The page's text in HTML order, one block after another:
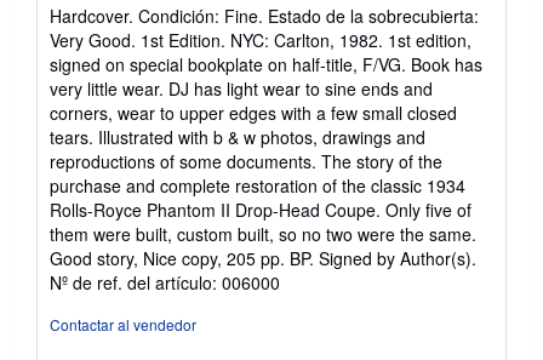
n
v
í
o
vendedor:
5
de
5
estrellas
Hardcover. Condición: Fine. Estado de la sobrecubierta:
Very Good. 1st Edition. NYC: Carlton, 1982. 1st edition,
signed on special bookplate on half-title, F/VG. Book has
very little wear. DJ has light wear to sine ends and
corners, wear to upper edges with a few small closed
tears. Illustrated with b & w photos, drawings and
reproductions of some documents. The story of the
purchase and complete restoration of the classic 1934
Rolls-Royce Phantom II Drop-Head Coupe. Only five of
them were built, custom built, so no two were the same.
Good story, Nice copy, 205 pp. BP. Signed by Author(s).
Nº de ref. del artículo: 006000
Contactar al vendedor